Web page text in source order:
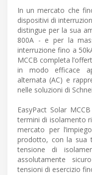
In un mercato che
dispositivi di
distingue per la sua
800A - e per la
interruzione fino a
MCCB completa
in modo efficace
alternata (AC) e
nelle soluzioni di
EasyPact Solar
termini di isolamento
mercato per
prodotto, con la sua
tensione di
assolutamente
tensioni di esercizio